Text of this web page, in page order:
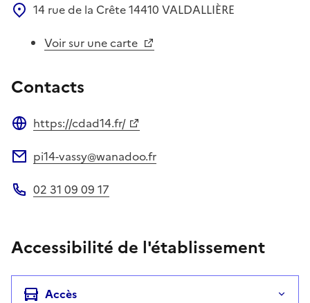
14 rue de la Crête14410 VALDALLIÈRE
Voir sur une carte
Contacts
https://cdad14.fr/
pi14-vassy@wanadoo.fr
02 31 09 09 17
Accessibilité de l'établissement
Accès